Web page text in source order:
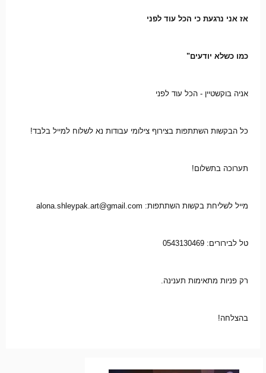
אז אני נרגעת כי הכל עוד לפני
כמו כשלא יודעים"
אניה בוקשטיין - הכל עוד לפני
כל הבקשות השתתפות בצירוף צילומי עבודות נא לשלוח למייל בלבד!
תערוכה בתשלום!
מייל לשליחת בקשות השתתפות: alona.shleypak.art@gmail.com
טל לבירורים: 0543130469
רק פניות מתאימות תענינה.
בהצלחה!